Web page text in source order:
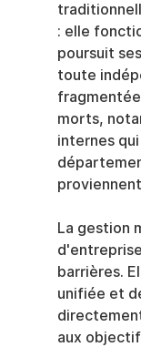
: elle
poursuit
toute
morts,
internes
La gestion
barrières.
unifiée et
aux